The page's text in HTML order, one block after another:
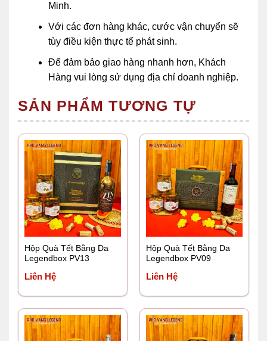
Minh.
Với các đơn hàng khác, cước vận chuyển sẽ
tùy điều kiện thực tế phát sinh.
Để đảm bảo giao hàng nhanh hơn, Khách
Hàng vui lòng sử dụng địa chỉ doanh nghiệp.
SẢN PHẨM TƯƠNG TỰ
Hộp Quà Tết Bằng Da
Legendbox PV13
Liên Hệ
Hộp Quà Tết Bằng Da
Legendbox PV09
Liên Hệ